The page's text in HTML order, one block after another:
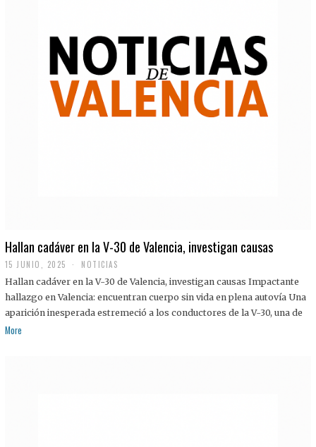
Hallan cadáver en la V-30 de Valencia, investigan causas
15 JUNIO, 2025 NOTICIAS
Hallan cadáver en la V-30 de Valencia, investigan causas Impactante
hallazgo en Valencia: encuentran cuerpo sin vida en plena autovía Una
aparición inesperada estremeció a los conductores de la V-30, una de
More